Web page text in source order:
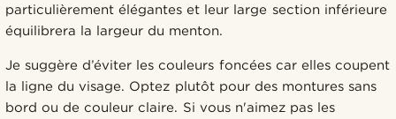
particulièrement élégantes et leur large section inférieure
équilibrera la largeur du menton.
Je suggère d’éviter les couleurs foncées car elles coupent
la ligne du visage. Optez plutôt pour des montures sans
bord ou de couleur claire. Si vous n'aimez pas les